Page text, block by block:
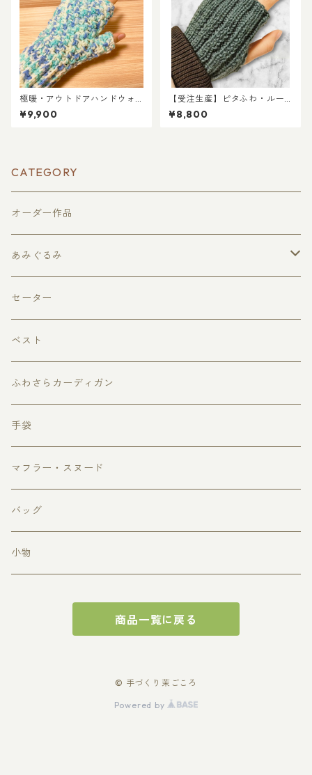
極暖・アウトドアハンドウォ
ーマー／ミントソーダ
¥9,900
【受注生産】ピタふわ・ルー
ムハンドウォーマー（室内向
け）
¥8,800
CATEGORY
オーダー作品
あみぐるみ
果物
どうぶつ
どうぶつアイス・アイスクリーム
ハート
セーター
ベスト
ふわさらカーディガン
手袋
マフラー・スヌード
バッグ
小物
商品一覧に戻る
© 手づくり茉ごころ
Powered by